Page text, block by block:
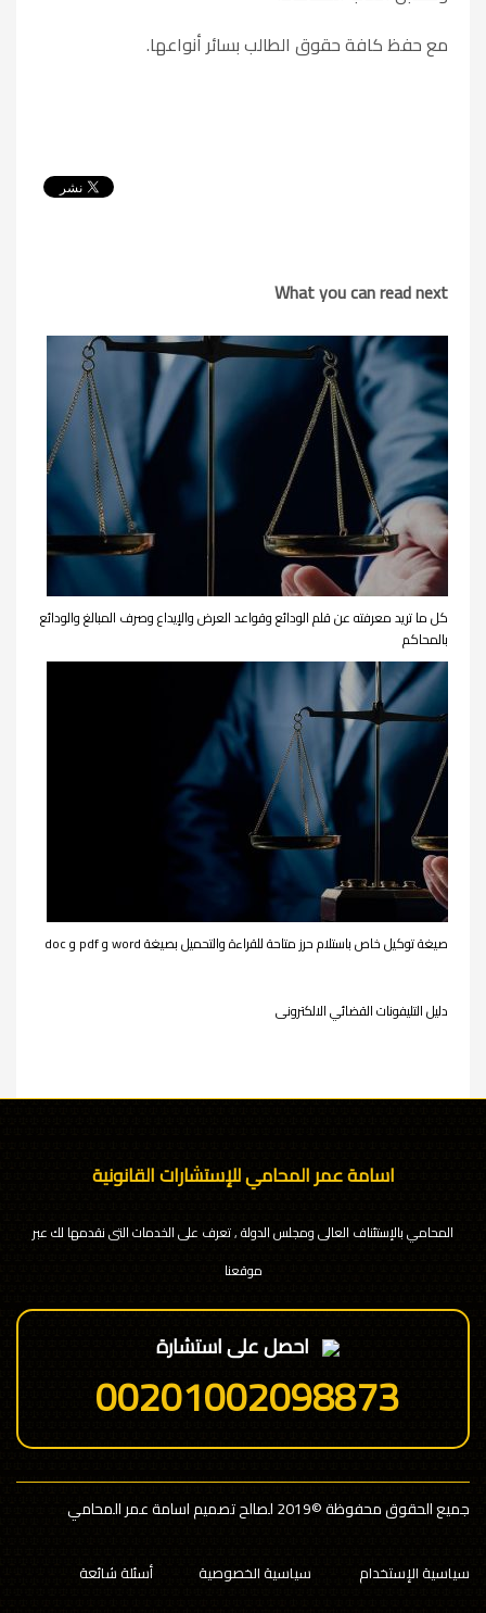
مع حفظ كافة حقوق الطالب بسائر أنواعها.
What you can read next
كل ما تريد معرفته عن قلم الودائع وقواعد العرض والإيداع وصرف المبالغ والودائع
بالمحاكم
صيغة توكيل خاص باستلام حرز متاحة للقراءة والتحميل بصيغة word و pdf و doc
دليل التليفونات القضائي الالكترونى
اسامة عمر المحامي للإستشارات القانونية
المحامي بالإستئناف العالى ومجلس الدولة , تعرف على الخدمات التى نقدمها لك عبر
موقعنا
احصل على استشارة
00201002098873
جميع الحقوق محفوظة©2019 لصالح تصميم اسامة عمر المحامي
أسئلة شائعة سياسية الخصوصية سياسية الإستخدام